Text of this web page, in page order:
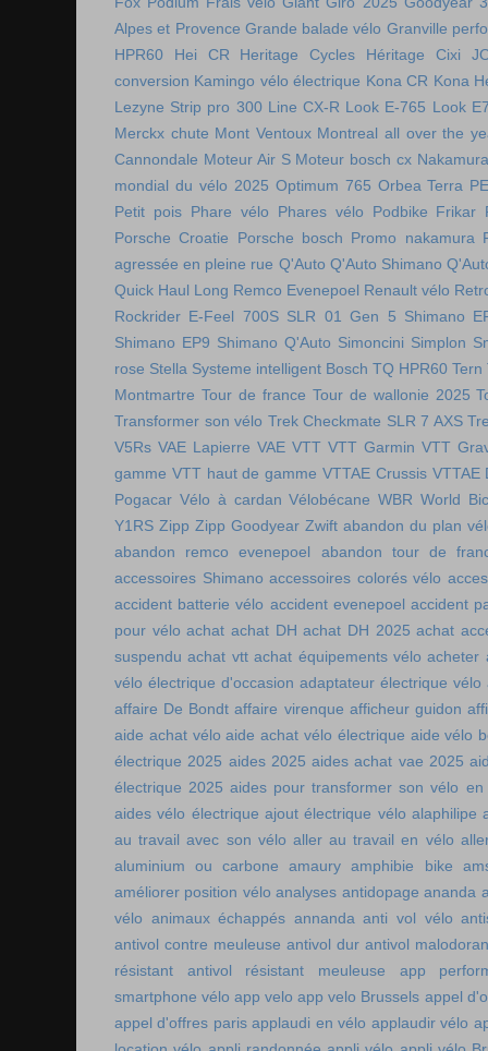
Alpes et Provence Grande balade vélo Granville
HPR60
Hei CR Heritage Cycles Héritage Cixi
conversion Kamingo vélo électrique Kona CR Kona
Lezyne Strip pro 300 Line CX-R Look E-765 Look
Merckx chute Mont Ventoux Montreal all over the
Cannondale Moteur Air S Moteur bosch cx
mondial du vélo 2025 Optimum 765 Orbea Terra
Petit pois Phare vélo Phares vélo Podbike Frikar
Porsche Croatie
Porsche bosch Promo nakamura
agressée en pleine rue Q'Auto Q'Auto Shimano
Quick Haul Long Remco Evenepoel Renault vélo
Rockrider E-Feel 700S SLR 01 Gen 5 Shimano
Shimano EP9 Shimano Q'Auto Simoncini Simplon
rose Stella Systeme intelligent Bosch TQ HPR60 Tern
Montmartre Tour de france Tour de wallonie 2025
Transformer son vélo Trek Checkmate SLR 7 AXS
V5Rs VAE Lapierre VAE VTT VTT Garmin VTT
gamme VTT haut de gamme VTTAE Crussis VTTAE
Pogacar Vélo à cardan Vélobécane WBR World
Y1RS Zipp Zipp Goodyear Zwift abandon du plan
abandon remco evenepoel
abandon tour de
accessoires Shimano accessoires colorés vélo
accident batterie vélo accident evenepoel accident
pour vélo achat achat DH achat DH 2025 achat
suspendu achat vtt achat équipements vélo acheter
vélo électrique d'occasion adaptateur électrique vélo
affaire De Bondt affaire virenque afficheur guidon
aide achat vélo aide achat vélo électrique aide vélo
électrique 2025 aides 2025 aides achat vae 2025
électrique 2025 aides pour transformer son vélo en
aides vélo électrique ajout électrique vélo alaphilipe
au travail avec son vélo aller au travail en vélo
aluminium ou carbone
amaury amphibie bike
améliorer position vélo analyses antidopage ananda
vélo animaux échappés annanda anti vol vélo
antivol contre meuleuse antivol dur antivol
résistant
antivol résistant meuleuse
app
smartphone vélo app velo app velo Brussels appel
appel d'offres paris applaudi en vélo applaudir vélo